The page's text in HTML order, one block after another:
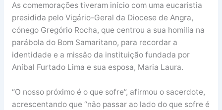
As comemorações tiveram início com uma eucaristia
presidida pelo Vigário-Geral da Diocese de Angra,
cónego Gregório Rocha, que centrou a sua homilia na
parábola do Bom Samaritano, para recordar a
identidade e a missão da instituição fundada por
Aníbal Furtado Lima e sua esposa, Maria Laura.
“O nosso próximo é o que sofre”, afirmou o sacerdote,
acrescentando que “não passar ao lado do que sofre é